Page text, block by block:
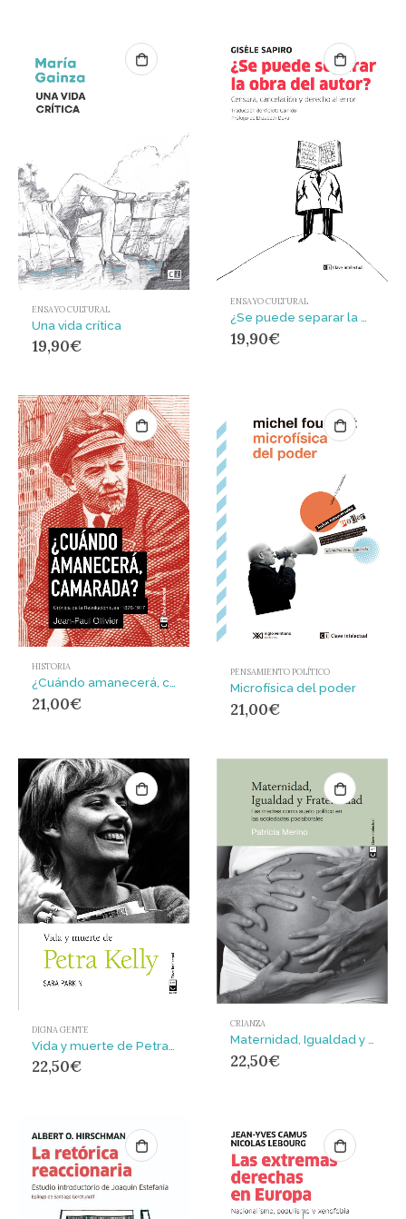
ENSAYO CULTURAL
Una vida crítica
19,90€
ENSAYO CULTURAL
¿Se puede separar la obra del autor? : Censura, cancelación y derecho al error
19,90€
HISTORIA
¿Cuándo amanecerá, camarada? : Crónica de la revolución rusa: 1876-1917
21,00€
PENSAMIENTO POLÍTICO
Microfísica del poder
21,00€
DIGNA GENTE
22,50€
CRIANZA
Maternidad, Igualdad y Fraternidad : Las madres como sujeto político en las sociedades poslaborales
22,50€